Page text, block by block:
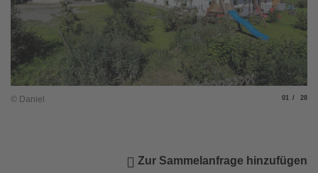
© Daniel Slide
01 von
28
Zur Sammelanfrage hinzufügen